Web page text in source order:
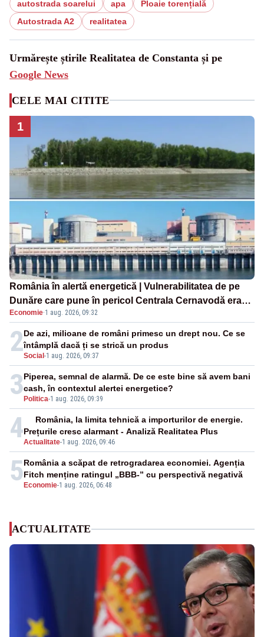
autostrada soarelui
apa
Ploaie torențială
Autostrada A2
realitatea
Urmărește știrile Realitatea de Constanta și pe
Google News
CELE MAI CITITE
1
România în alertă energetică | Vulnerabilitatea de pe
Dunăre care pune în pericol Centrala Cernavodă era
cunoscută de pe vremea lui Ceaușescu
Economie·1 aug. 2026, 09:32
2Social -1 aug. 2026, 09:37
De azi, milioane de români primesc un drept nou. Ce se
întâmplă dacă ți se strică un produs
3 Politica-1 aug. 2026, 09:39
Piperea, semnal de alarmă. De ce este bine să avem bani
cash, în contextul alertei energetice?
4Actualitate-1 aug. 2026, 09:46
România, la limita tehnică a importurilor de energie.
Prețurile cresc alarmant - Analiză Realitatea Plus
5 Economie-1 aug. 2026, 06:48
România a scăpat de retrogradarea economiei. Agenția
Fitch menține ratingul „BBB-” cu perspectivă negativă
ACTUALITATE